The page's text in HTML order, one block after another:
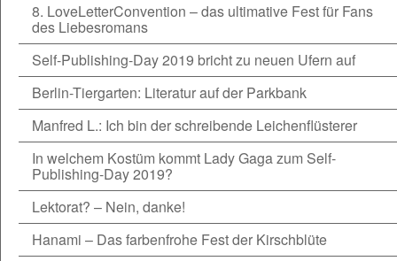
8. LoveLetterConvention – das ultimative Fest für Fans
des Liebesromans
Self-Publishing-Day 2019 bricht zu neuen Ufern auf
Berlin-Tiergarten: Literatur auf der Parkbank
Manfred L.: Ich bin der schreibende Leichenflüsterer
In welchem Kostüm kommt Lady Gaga zum Self-
Publishing-Day 2019?
Lektorat? – Nein, danke!
Hanami – Das farbenfrohe Fest der Kirschblüte